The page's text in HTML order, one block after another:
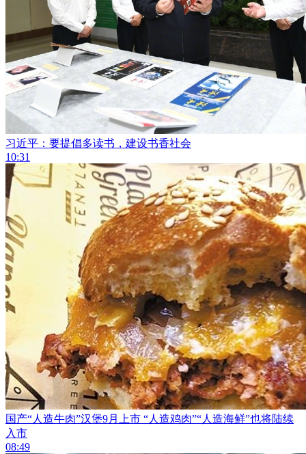
习近平：要提倡多读书，建设书香社会
10:31
国产“人造牛肉”汉堡9月上市 “人造鸡肉”“人造海鲜”也将陆续
入市
08:49